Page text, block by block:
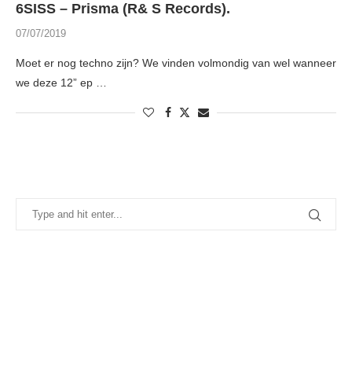
6SISS – Prisma (R& S Records).
07/07/2019
Moet er nog techno zijn? We vinden volmondig van wel wanneer
we deze 12” ep …